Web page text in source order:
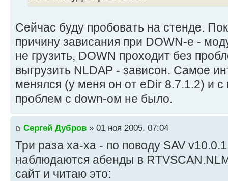
Сейчас буду пробовать на стенде.
причину зависания при DOWN-е -
не грузить, DOWN проходит без
выгрузить NLDAP - зависон. Самое
менялся (у меня он от eDir 8.7.1.2) и
проблем с down-ом не было.
Сергей Дубров » 01 ноя 2005, 07:04
Три раза ха-ха - по поводу SAV
наблюдаются абенды в
сайт и читаю это: